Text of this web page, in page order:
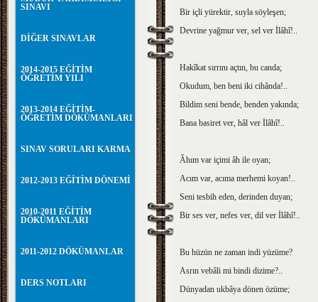
SINAVI
DİĞER SINAVLAR
2014-2015 EĞİTİM
ÖĞRETİM YILI
2013-2014 EĞİTİM-
ÖĞRETİM DÖKÜMANLARI
SINAV SORULARI KARMA
2012-2013 EĞİTİM DÖNEMİ
2010-2011 EĞİTİM
DÖKÜMANLARI
2011-2012 DÖKÜMANLAR
DERS NOTLARI
Bir içli yürektir, suyla söyleşen;
Devrine yağmur ver, sel ver İlâhî!..
Hakîkat sırrını açtın, bu canda;
Okudum, ben beni iki cihânda!..
Bildim seni bende, benden yakında;
Bana basiret ver, hâl ver İlâhî!..
Âhım var içimi âh ile oyan;
Acım var, acıma merhemi koyan!..
Seni tesbih eden, derinden duyan;
Bir ses ver, nefes ver, dil ver İlâhî!..
Bu hüzün ne zaman indi yüzüme?
Asrın vebâli mi bindi dizime?..
Dünyadan ukbâya dönen özüme;